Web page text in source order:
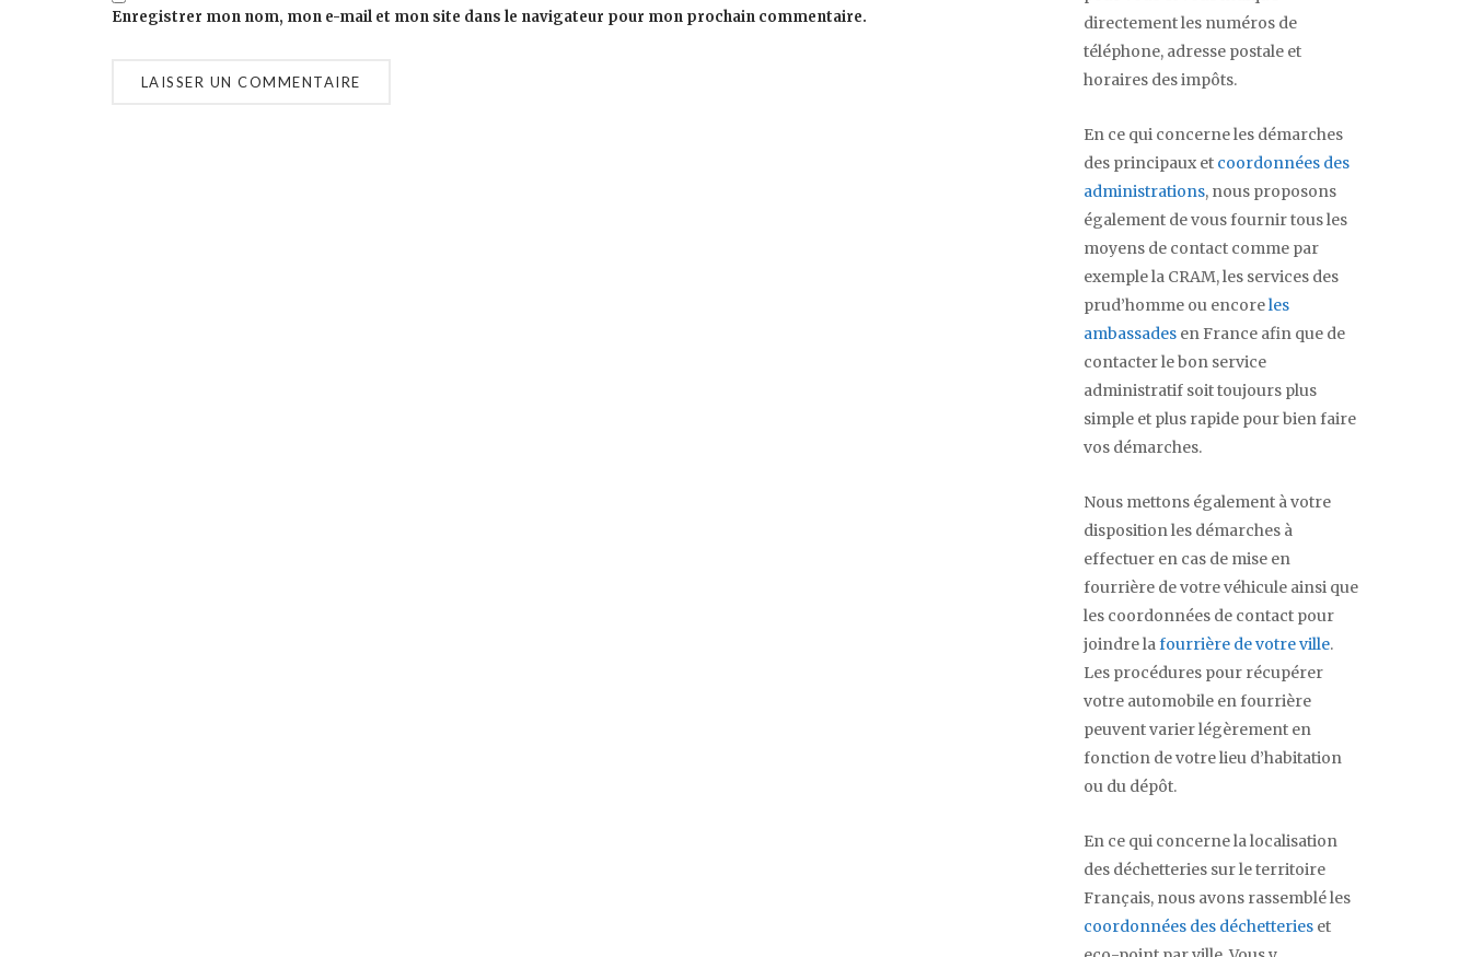
Enregistrer mon nom, mon e-mail et mon site dans le navigateur pour mon prochain commentaire.
directement les numéros de
téléphone, adresse postale et
horaires des impôts.
En ce qui concerne les démarches
des principaux et coordonnées des
administrations, nous proposons
également de vous fournir tous les
moyens de contact comme par
exemple la CRAM, les services des
prud’homme ou encoreles
ambassades en France afin que de
contacter le bon service
administratif soit toujours plus
simple et plus rapide pour bien faire
vos démarches.
Nous mettons également à votre
disposition les démarches à
effectuer en cas de mise en
fourrière de votre véhicule ainsi que
les coordonnées de contact pour
joindre lafourrière de votre ville.
Les procédures pour récupérer
votre automobile en fourrière
peuvent varier légèrement en
fonction de votre lieu d’habitation
ou du dépôt.
En ce qui concerne la localisation
des déchetteries sur le territoire
Français, nous avons rassemblé les
coordonnées des déchetteries et